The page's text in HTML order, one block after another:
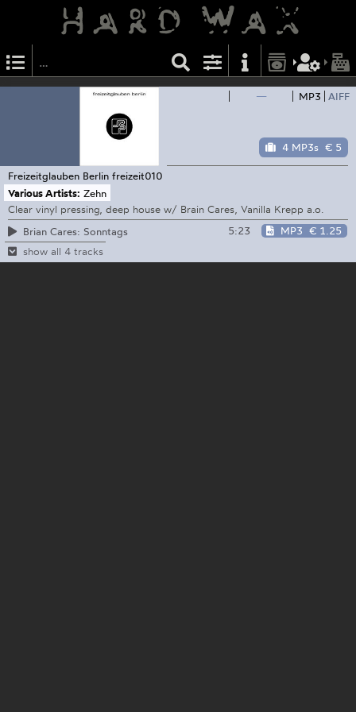
— MP3 AIFF
4 MP3s € 5
Freizeitglauben Berlin freizeit010
Various Artists: Zehn
Clear vinyl pressing, deep house w/ Brain Cares, Vanilla Krepp a.o.
Brian Cares: Sonntags
5:23 MP3 € 1.25
show all 4 tracks